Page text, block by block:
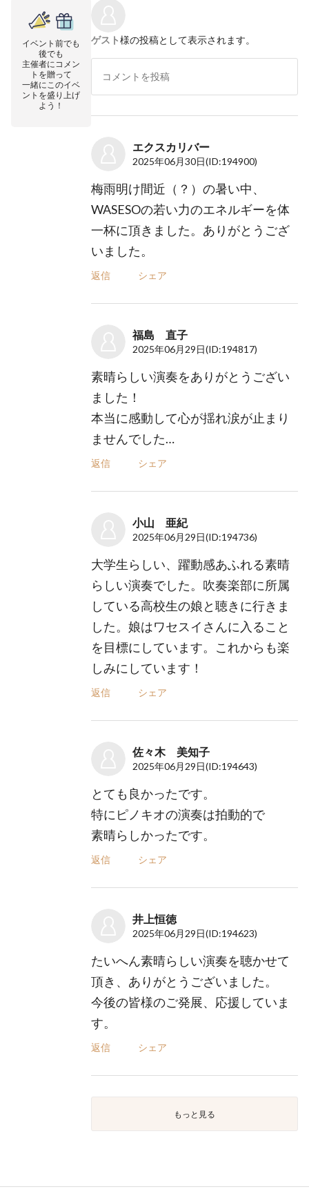
イベント前でも
後でも
主催者にコメン
トを贈って
一緒にこのイベ
ントを盛り上げ
よう！
ゲスト様の投稿として表示されます。
エクスカリバー
2025年06月30日(ID:194900)
梅雨明け間近（？）の暑い中、
WASESOの若い力のエネルギーを体
一杯に頂きました。ありがとうござ
いました。
返信 シェア
福島 直子
2025年06月29日(ID:194817)
素晴らしい演奏をありがとうござい
ました！
本当に感動して心が揺れ涙が止まり
ませんでした…
返信 シェア
小山 亜紀
2025年06月29日(ID:194736)
大学生らしい、躍動感あふれる素晴
らしい演奏でした。吹奏楽部に所属
している高校生の娘と聴きに行きま
した。娘はワセスイさんに入ること
を目標にしています。これからも楽
しみにしています！
返信 シェア
佐々木 美知子
2025年06月29日(ID:194643)
とても良かったです。
特にピノキオの演奏は拍動的で
素晴らしかったです。
返信 シェア
井上恒徳
2025年06月29日(ID:194623)
たいへん素晴らしい演奏を聴かせて
頂き、ありがとうございました。
今後の皆様のご発展、応援していま
す。
返信 シェア
もっと見る